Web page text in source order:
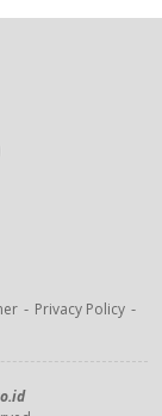
Privacy Policy